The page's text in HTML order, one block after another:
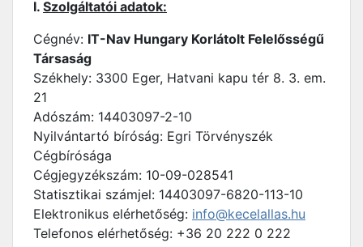
I. Szolgáltatói adatok:
Cégnév: IT-Nav Hungary Korlátolt Felelősségű
Társaság
Székhely: 3300 Eger, Hatvani kapu tér 8. 3. em.
21
Adószám: 14403097-2-10
Nyilvántartó bíróság: Egri Törvényszék
Cégbírósága
Cégjegyzékszám: 10-09-028541
Statisztikai számjel: 14403097-6820-113-10
Elektronikus elérhetőség: info@kecelallas.hu
Telefonos elérhetőség: +36 20 222 0 222